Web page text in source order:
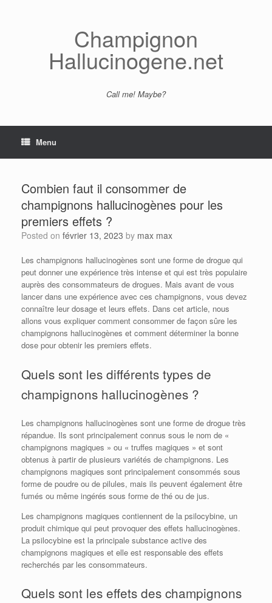
Champignon
Hallucinogene.net
Call me! Maybe?
Menu
Combien faut il consommer de
champignons hallucinogènes pour les
premiers effets ?
Posted on février 13, 2023 by max max
Les champignons hallucinogènes sont une forme de drogue qui
peut donner une expérience très intense et qui est très populaire
auprès des consommateurs de drogues. Mais avant de vous
lancer dans une expérience avec ces champignons, vous devez
connaître leur dosage et leurs effets. Dans cet article, nous
allons vous expliquer comment consommer de façon sûre les
champignons hallucinogènes et comment déterminer la bonne
dose pour obtenir les premiers effets.
Quels sont les différents types de
champignons hallucinogènes ?
Les champignons hallucinogènes sont une forme de drogue très
répandue. Ils sont principalement connus sous le nom de «
champignons magiques » ou « truffes magiques » et sont
obtenus à partir de plusieurs variétés de champignons. Les
champignons magiques sont principalement consommés sous
forme de poudre ou de pilules, mais ils peuvent également être
fumés ou même ingérés sous forme de thé ou de jus.
Les champignons magiques contiennent de la psilocybine, un
produit chimique qui peut provoquer des effets hallucinogènes.
La psilocybine est la principale substance active des
champignons magiques et elle est responsable des effets
recherchés par les consommateurs.
Quels sont les effets des champignons